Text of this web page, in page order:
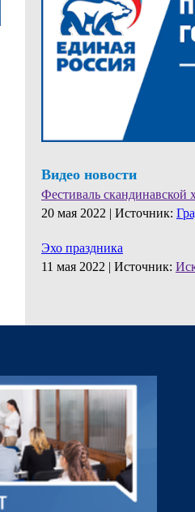
Видео новости
Фестиваль скандинавской
20 мая 2022 | Источник:
Эхо праздника
11 мая 2022 | Источник: